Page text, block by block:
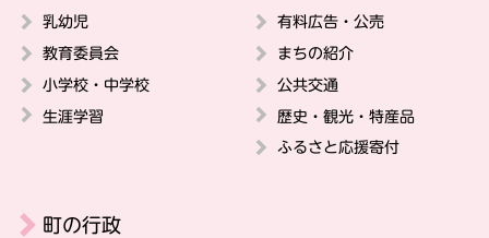
乳幼児
教育委員会
小学校・中学校
生涯学習
有料広告・公売
まちの紹介
公共交通
歴史・観光・特産品
ふるさと応援寄付
町の行政